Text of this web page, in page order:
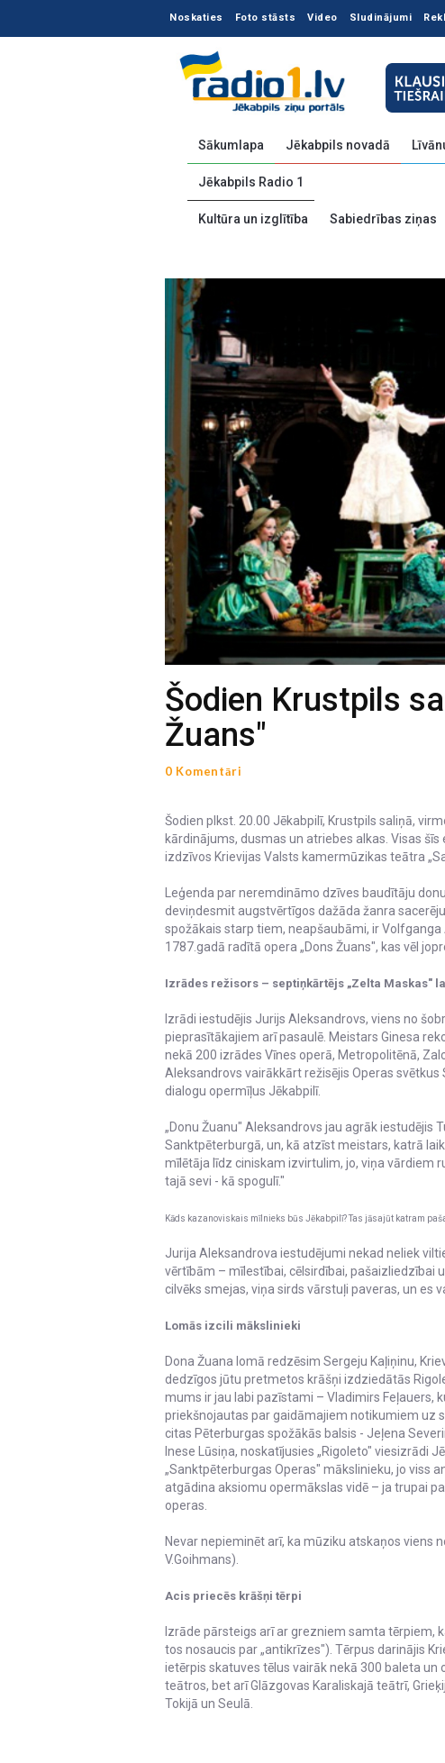
Noskaties Foto stāsts Video Sludinājumi
Sākumlapa Jēkabpils novadā
Jēkabpils Radio 1
Kultūra un izglītība Sabiedrības ziņas
Šodien Krustpils
Žuans"
0 Komentāri
Šodien plkst. 20.00 Jēkabpilī, Krustpils saliņā,
kārdinājums, dusmas un atriebes alkas. Visas
izdzīvos Krievijas Valsts kamermūzikas teātra
Leģenda par neremdināmo dzīves baudītāju
deviņdesmit augstvērtīgos dažāda žanra
spožākais starp tiem, neapšaubāmi, ir
1787.gadā radītā opera „Dons Žuans", kas vēl
Izrādes režisors – septiņkārtējs „Zelta Maskas"
Izrādi iestudējis Jurijs Aleksandrovs, viens no
pieprasītākajiem arī pasaulē. Meistars Ginesa
nekā 200 izrādes Vīnes operā, Metropolitēnā,
Aleksandrovs vairākkārt režisējis Operas
dialogu opermīļus Jēkabpilī.
„Donu Žuanu" Aleksandrovs jau agrāk iestudējis
Sanktpēterburgā, un, kā atzīst meistars, katrā
mīlētāja līdz ciniskam izvirtulim, jo, viņa vārdiem
tajā sevi - kā spogulī."
Kāds kazanoviskais mīlnieks būs Jēkabpilī? Tas jāsajūt katram
Jurija Aleksandrova iestudējumi nekad neliek
vērtībām – mīlestībai, cēlsirdībai, pašaizliedzībai
cilvēks smejas, viņa sirds vārstuļi paveras, un es
Lomās izcili mākslinieki
Dona Žuana lomā redzēsim Sergeju Kaļiņinu,
dedzīgos jūtu pretmetos krāšņi izdziedātās
mums ir jau labi pazīstami – Vladimirs Feļauers,
priekšnojautas par gaidāmajiem notikumiem uz
citas Pēterburgas spožākās balsis - Jeļena
Inese Lūsiņa, noskatījusies „Rigoleto" viesizrādi
„Sanktpēterburgas Operas" mākslinieku, jo viss
atgādina aksiomu opermākslas vidē – ja trupai
operas.
Nevar nepieminēt arī, ka mūziku atskaņos
V.Goihmans).
Acis priecēs krāšņi tērpi
Izrāde pārsteigs arī ar grezniem samta tērpiem,
tos nosaucis par „antikrīzes"). Tērpus darinājis
ietērpis skatuves tēlus vairāk nekā 300 baleta
teātros, bet arī Glāzgovas Karaliskajā teātrī,
Tokijā un Seulā.